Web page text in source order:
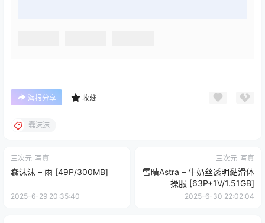
海报分享 收藏
蠢沫沫
三次元 写真
蠢沫沫 – 雨 [49P/300MB]
2025-6-29 20:35:40
三次元 写真
雪晴Astra – 牛奶丝透明黏滑体
操服 [63P+1V/1.51GB]
2025-6-30 22:02:04